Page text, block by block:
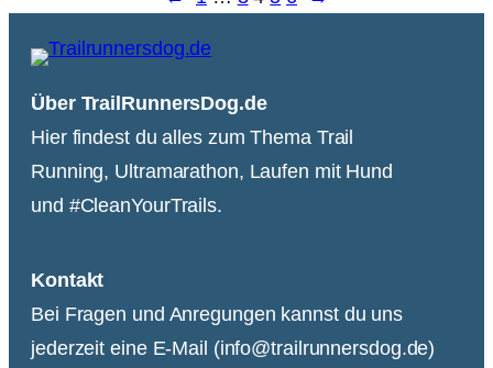
Über TrailRunnersDog.de
Hier findest du alles zum Thema Trail
Running, Ultramarathon, Laufen mit Hund
und #CleanYourTrails.
Kontakt
Bei Fragen und Anregungen kannst du uns
jederzeit eine E-Mail (info@trailrunnersdog.de)